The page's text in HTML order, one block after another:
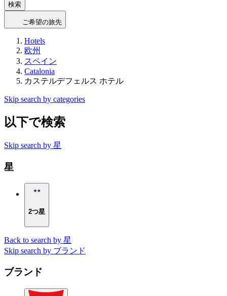
検索
ご希望の旅先
Hotels
欧州
スペイン
Catalonia
カステルデフェルス ホテル
Skip search by categories
以下で検索
Skip search by 星
星
2つ星
Back to search by 星
Skip search by ブランド
ブランド